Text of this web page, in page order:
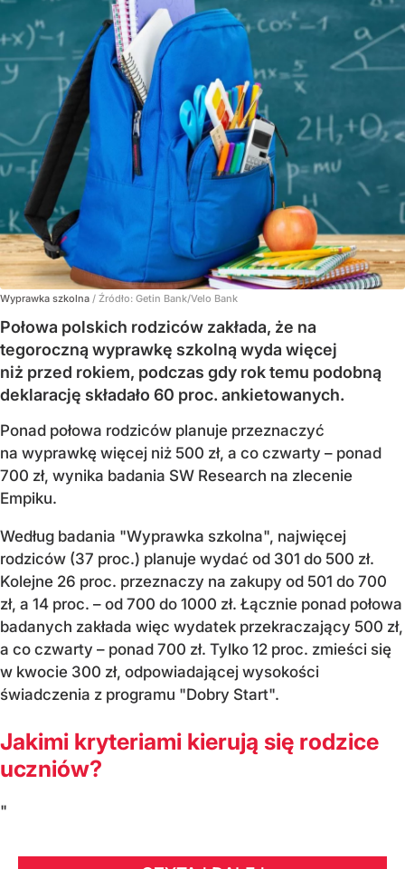
Wyprawka szkolna / Źródło: Getin Bank/Velo Bank
Połowa polskich rodziców zakłada, że na
tegoroczną wyprawkę szkolną wyda więcej
niż przed rokiem, podczas gdy rok temu podobną
deklarację składało 60 proc. ankietowanych.
Ponad połowa rodziców planuje przeznaczyć
na wyprawkę więcej niż 500 zł, a co czwarty – ponad
700 zł, wynika badania SW Research na zlecenie
Empiku.
Według badania "Wyprawka szkolna", najwięcej
rodziców (37 proc.) planuje wydać od 301 do 500 zł.
Kolejne 26 proc. przeznaczy na zakupy od 501 do 700
zł, a 14 proc. – od 700 do 1000 zł. Łącznie ponad połowa
badanych zakłada więc wydatek przekraczający 500 zł,
a co czwarty – ponad 700 zł. Tylko 12 proc. zmieści się
w kwocie 300 zł, odpowiadającej wysokości
świadczenia z programu "Dobry Start".
Jakimi kryteriami kierują się rodzice
uczniów?
"